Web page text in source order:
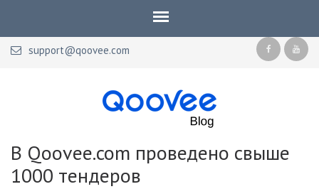
support@qoovee.com
Qoovee Blog
В Qoovee.com проведено свыше
1000 тендеров